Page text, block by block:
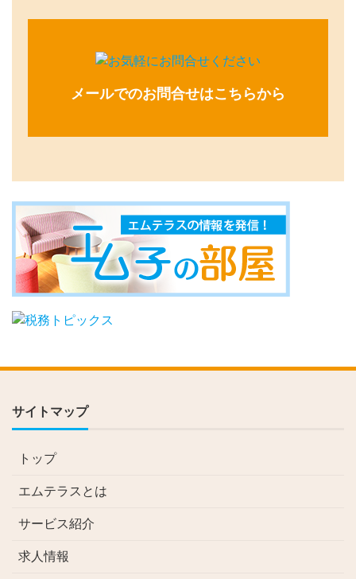
メールでのお問合せはこちらから
サイトマップ
トップ
エムテラスとは
サービス紹介
求人情報